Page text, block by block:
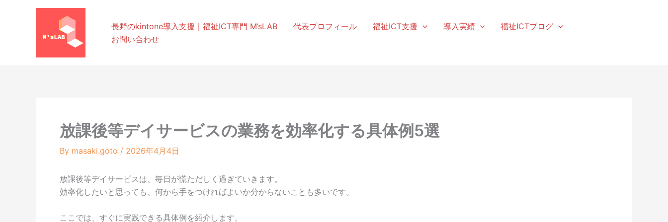
長野のkintone導入支援｜福祉ICT専門 M’sLAB 代表プロフィール 福祉ICT支援 導入実績
福祉ICTブログ
お問い合わせ
放課後等デイサービスの業務を効率化する具体例5選
By masaki.goto / 2026年4月4日
放課後等デイサービスは、毎日が慌ただしく過ぎていきます。
効率化したいと思っても、何から手をつければよいか分からないことも多いです。
ここでは、すぐに実践できる具体例を紹介します。